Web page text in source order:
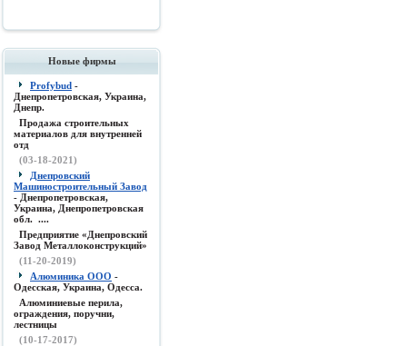
Новые фирмы
Profybud -
Днепропетровская, Украина,
Днепр.
Продажа строительных
материалов для внутренней
отд
(03-18-2021)
Днепровский
Машиностроительный Завод
- Днепропетровская,
Украина, Днепропетровская
обл. ....
Предприятие «Днепровский
Завод Металлоконструкций»
(11-20-2019)
Алюминика ООО -
Одесская, Украина, Одесса.
Алюминиевые перила,
ограждения, поручни,
лестницы
(10-17-2017)